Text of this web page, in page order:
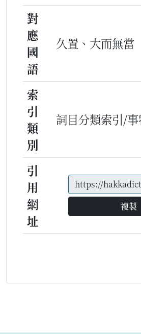
對
應
國
語
久置、大而無當
索
引
類
別
詞目分類索引/
引
用
網
址
複製